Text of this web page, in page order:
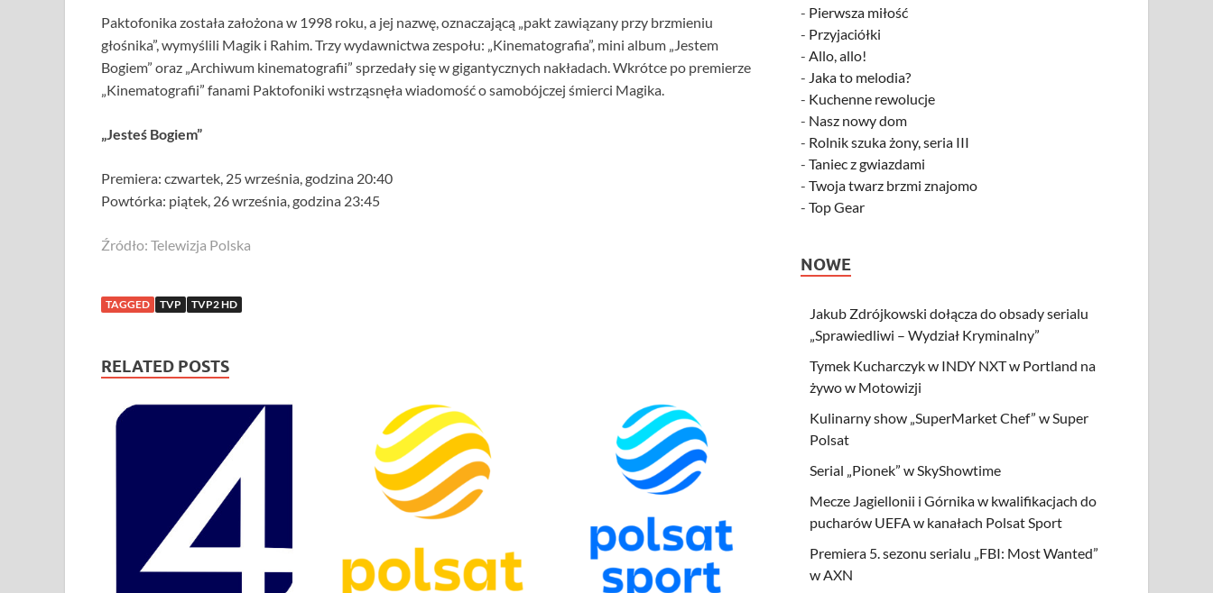
Paktofonika została założona w 1998 roku, a jej nazwę, oznaczającą „pakt zawiązany przy brzmieniu
głośnika”, wymyślili Magik i Rahim. Trzy wydawnictwa zespołu: „Kinematografia”, mini album „Jestem
Bogiem” oraz „Archiwum kinematografii” sprzedały się w gigantycznych nakładach. Wkrótce po premierze
„Kinematografii” fanami Paktofoniki wstrząsnęła wiadomość o samobójczej śmierci Magika.
„Jesteś Bogiem”
Premiera: czwartek, 25 września, godzina 20:40
Powtórka: piątek, 26 września, godzina 23:45
Źródło: Telewizja Polska
TAGGED TVP TVP2 HD
RELATED POSTS
- Pierwsza miłość
- Przyjaciółki
-Allo, allo!
- Jaka to melodia?
- Kuchenne rewolucje
- Nasz nowy dom
- Rolnik szuka żony, seria III
-Taniec z gwiazdami
-Twoja twarz brzmi znajomo
-Top Gear
NOWE
Jakub Zdrójkowski dołącza do obsady serialu
„Sprawiedliwi – Wydział Kryminalny”
Tymek Kucharczyk w INDY NXT w Portland na
żywo w Motowizji
Kulinarny show „SuperMarket Chef” w Super
Polsat
Serial „Pionek” w SkyShowtime
Mecze Jagiellonii i Górnika w kwalifikacjach do
pucharów UEFA w kanałach Polsat Sport
Premiera 5. sezonu serialu „FBI: Most Wanted”
w AXN